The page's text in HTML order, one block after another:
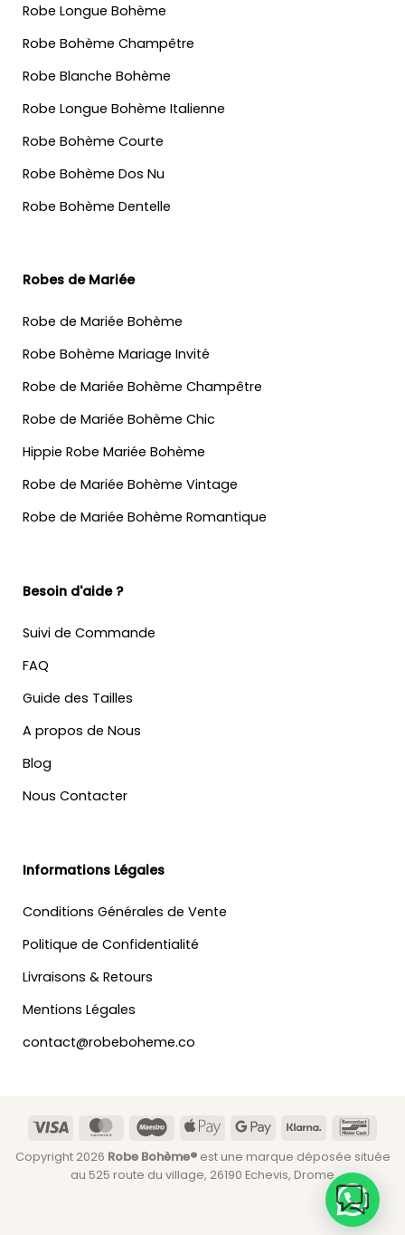
Robe Longue Bohème
Robe Bohème Champêtre
Robe Blanche Bohème
Robe Longue Bohème Italienne
Robe Bohème Courte
Robe Bohème Dos Nu
Robe Bohème Dentelle
Robes de Mariée
Robe de Mariée Bohème
Robe Bohème Mariage Invité
Robe de Mariée Bohème Champêtre
Robe de Mariée Bohème Chic
Hippie Robe Mariée Bohème
Robe de Mariée Bohème Vintage
Robe de Mariée Bohème Romantique
Besoin d'aide ?
Suivi de Commande
FAQ
Guide des Tailles
A propos de Nous
Blog
Nous Contacter
Informations Légales
Conditions Générales de Vente
Politique de Confidentialité
Livraisons & Retours
Mentions Légales
contact@robeboheme.co
Visa MasterCardMaestroApple
Google Klarna
Copyright 2026 Robe Bohème®est une marque déposée située
au 525 route du village, 26190 Echevis, Drome